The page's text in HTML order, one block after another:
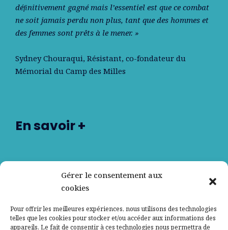
Gérer le consentement aux
cookies
Pour offrir les meilleures expériences, nous utilisons des technologies
telles que les cookies pour stocker et/ou accéder aux informations des
appareils. Le fait de consentir à ces technologies nous permettra de
déﬁnitivement gagné mais l’essentiel est que ce combat
ne soit jamais perdu non plus, tant que des hommes et
des femmes sont prêts à le mener. »
Sydney Chouraqui, Résistant, co-fondateur du
Mémorial du Camp des Milles
En savoir +
Contactez-nous